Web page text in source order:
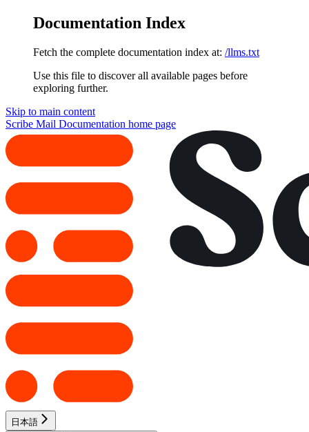
Documentation Index
Fetch the complete documentation index at: /llms.txt
Use this file to discover all available pages before
exploring further.
Skip to main content
Scribe Mail Documentation home page
日本語